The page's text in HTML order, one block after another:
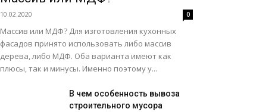
10.02.2020 0
Массив или МДФ? Для изготовления кухонных
фасадов принято использовать либо массив
дерева, либо МДФ. Оба варианта имеют как
плюсы, так и минусы. Именно поэтому у...
В чем особенность вывоза
строительного мусора